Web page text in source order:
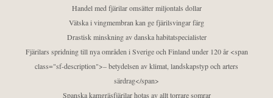
Handel med fjärilar omsätter miljontals dollar
Vätska i vingmembran kan ge fjärilsvingar färg
Drastisk minskning av danska habitatspecialister
Fjärilars spridning till nya områden i Sverige och Finland under 120 år <span
class="sf-description">– betydelsen av klimat, landskapstyp och arters
särdrag</span>
Spanska kamgräsfjärilar hotas av allt torrare somrar